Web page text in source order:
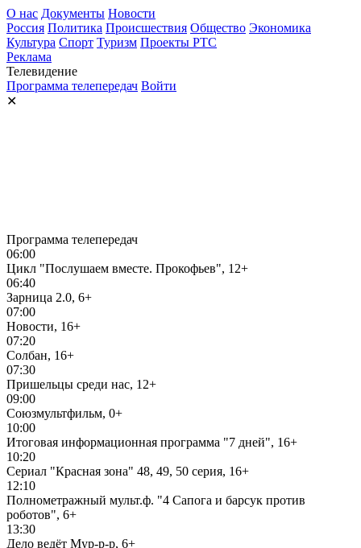
О нас Документы Новости
Россия Политика Происшествия Общество Экономика
Культура Спорт Туризм Проекты РТС
Реклама
Телевидение
Программа телепередач Войти
✕
Программа телепередач
06:00
Цикл "Послушаем вместе. Прокофьев", 12+
06:40
Зарница 2.0, 6+
07:00
Новости, 16+
07:20
Солбан, 16+
07:30
Пришельцы среди нас, 12+
09:00
Союзмультфильм, 0+
10:00
Итоговая информационная программа "7 дней", 16+
10:20
Сериал "Красная зона" 48, 49, 50 серия, 16+
12:10
Полнометражный мульт.ф. "4 Сапога и барсук против
роботов", 6+
13:30
Дело ведёт Мур-р-р, 6+